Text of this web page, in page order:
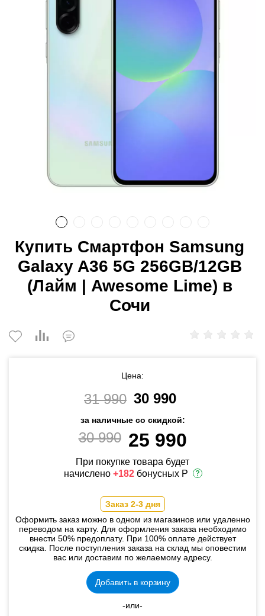
Купить Смартфон Samsung
Galaxy A36 5G 256GB/12GB
(Лайм | Awesome Lime) в
Сочи
Цена:
31 990 30 990
за наличные со скидкой:
30 990 25 990
При покупке товара будет
начислено +182 бонусных Р
Заказ 2-3 дня
Оформить заказ можно в одном из магазинов или удаленно
переводом на карту. Для оформления заказа необходимо
внести 50% предоплату. При 100% оплате действует
скидка. После поступления заказа на склад мы оповестим
вас или доставим по желаемому адресу.
Добавить в корзину
-или-